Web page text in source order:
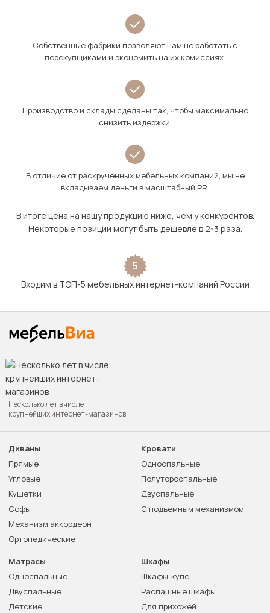
Собственные фабрики позволяют нам не работать с
перекупщиками и экономить на их комиссиях.
Производство и склады сделаны так, чтобы максимально
снизить издержки.
В отличие от раскрученных мебельных компаний, мы не
вкладываем деньги в масштабный PR.
В итоге цена на нашу продукцию ниже, чем у конкурентов.
Некоторые позиции могут быть дешевле в 2-3 раза.
5
Входим в ТОП-5 мебельных интернет-компаний России
Несколько лет в числе
крупнейших интернет-магазинов
Диваны
Прямые
Угловые
Кушетки
Софы
Механизм аккордеон
Ортопедические
Кровати
Односпальные
Полутороспальные
Двуспальные
С подъемным механизмом
Матрасы
Односпальные
Двуспальные
Детские
Шкафы
Шкафы-купе
Распашные шкафы
Для прихожей